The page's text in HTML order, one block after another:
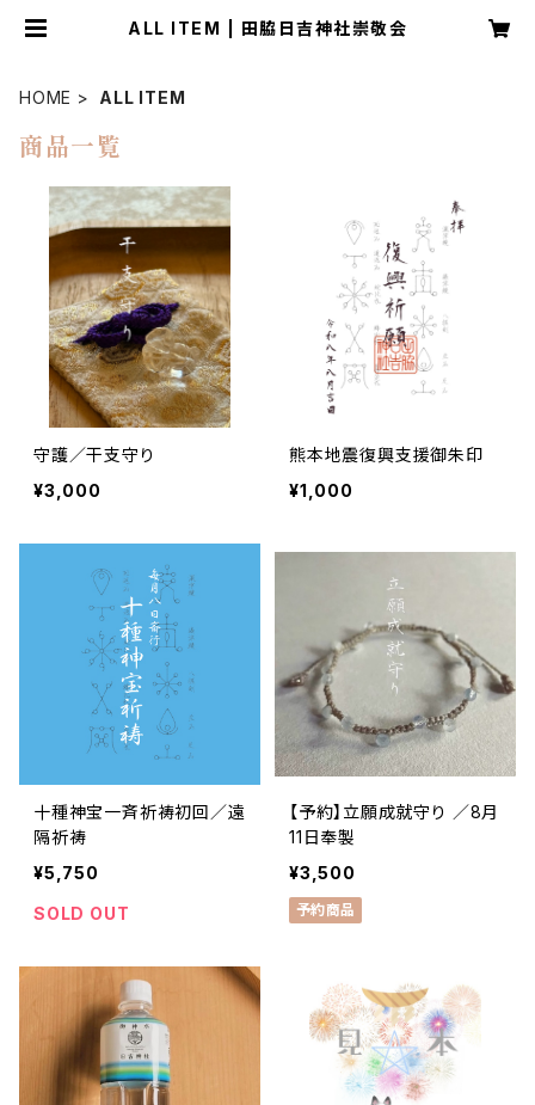
ALL ITEM | 田脇日吉神社崇敬会
HOME ALL ITEM
商品一覧
守護／干支守り
¥3,000
熊本地震復興支援御朱印
¥1,000
十種神宝一斉祈祷初回／遠
隔祈祷
¥5,750
SOLD OUT
【予約】立願成就守り ／8月
11日奉製
¥3,500
予約商品